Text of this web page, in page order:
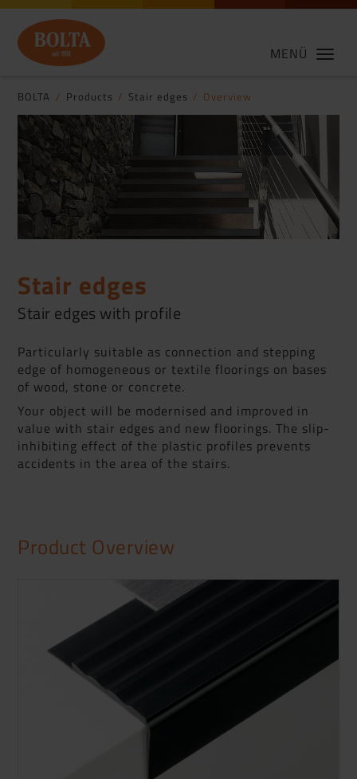
MENÜ
BOLTA Products Stair edges Overview
Stair edges
Stair edges with profile
Particularly suitable as connection and stepping
edge of homogeneous or textile floorings on bases
of wood, stone or concrete.
Your object will be modernised and improved in
value with stair edges and new floorings. The slip-
inhibiting effect of the plastic profiles prevents
accidents in the area of the stairs.
Product Overview